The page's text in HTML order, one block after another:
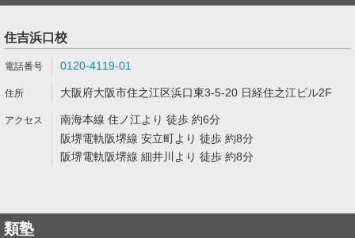
住吉浜口校
0120-4119-01
大阪府大阪市住之江区浜口東3-5-20 日経住之江ビル2F
南海本線 住ノ江より 徒歩 約6分
阪堺電軌阪堺線 安立町より 徒歩 約8分
阪堺電軌阪堺線 細井川より 徒歩 約8分
類塾